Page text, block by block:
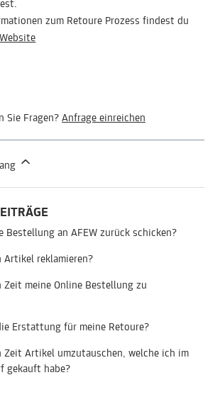
zum Retoure Prozess findest du
Website
Sie Fragen? Anfrage einreichen
Bestellung an AFEW zurück schicken?
Artikel reklamieren?
Zeit meine Online Bestellung zu
Erstattung für meine Retoure?
Zeit Artikel umzutauschen, welche ich im
gekauft habe?